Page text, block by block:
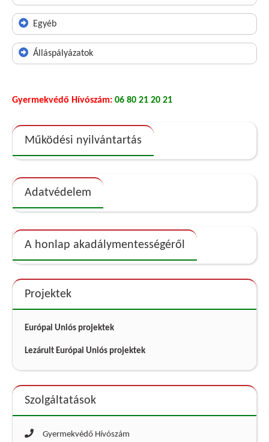
Egyéb
Álláspályázatok
Gyermekvédő Hívószám: 06 80 21 20 21
Működési nyilvántartás
Adatvédelem
A honlap akadálymentességéről
Projektek
Európai Uniós projektek
Lezárult Európai Uniós projektek
Szolgáltatások
Gyermekvédő Hívószám